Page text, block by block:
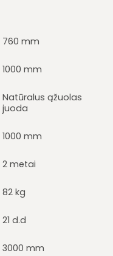
760 mm
1000 mm
Natūralus ąžuolas
juoda
1000 mm
2 metai
82 kg
21 d.d
3000 mm